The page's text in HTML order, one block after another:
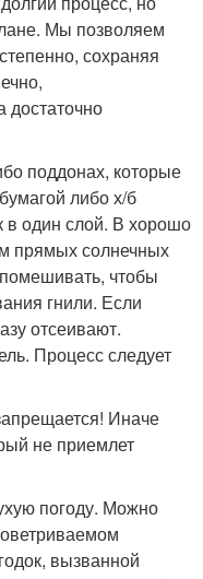
Мы позволяем
сохраняя
достаточно
поддонах, которые
либо х/б
в один слой. В хорошо
прямых солнечных
чтобы
гнили. Если
отсеивают.
Процесс следует
Иначе
не приемлет
погоду. Можно
вызванной